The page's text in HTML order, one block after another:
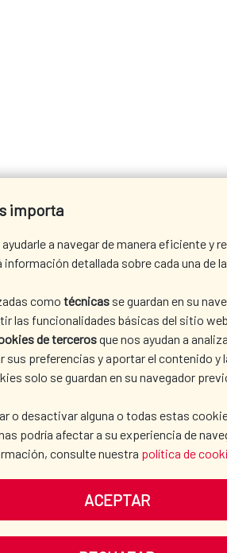
importa
a navegar de manera eficiente y
detallada sobre cada una de
como técnicas se guardan en su
las funcionalidades básicas del sitio
de tercerosque nos ayudan a
preferencias y aportar el contenido y
solo se guardan en su navegador
o desactivar alguna o todas estas
podría afectar a su experiencia de
consulte nuestra política de
ACEPTAR